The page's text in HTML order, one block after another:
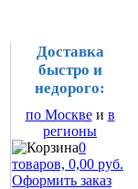
Доставка
быстро и
недорого:
по Москвеи в
регионы
0
товаров, 0,00 руб.
Оформить заказ